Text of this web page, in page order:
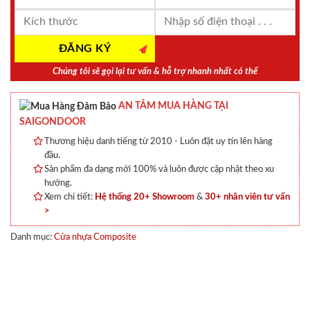
Chúng tôi sẽ gọi lại tư vấn & hỗ trợ nhanh nhất có thể
AN TÂM MUA HÀNG TẠI
SAIGONDOOR
Thương hiệu danh tiếng từ 2010 - Luôn đặt uy tín lên hàng
đầu.
Sản phẩm đa dạng mới 100% và luôn được cập nhật theo xu
hướng.
Xem chi tiết: Hệ thống 20+ Showroom & 30+ nhân viên tư vấn
>
Danh mục: Cửa nhựa Composite